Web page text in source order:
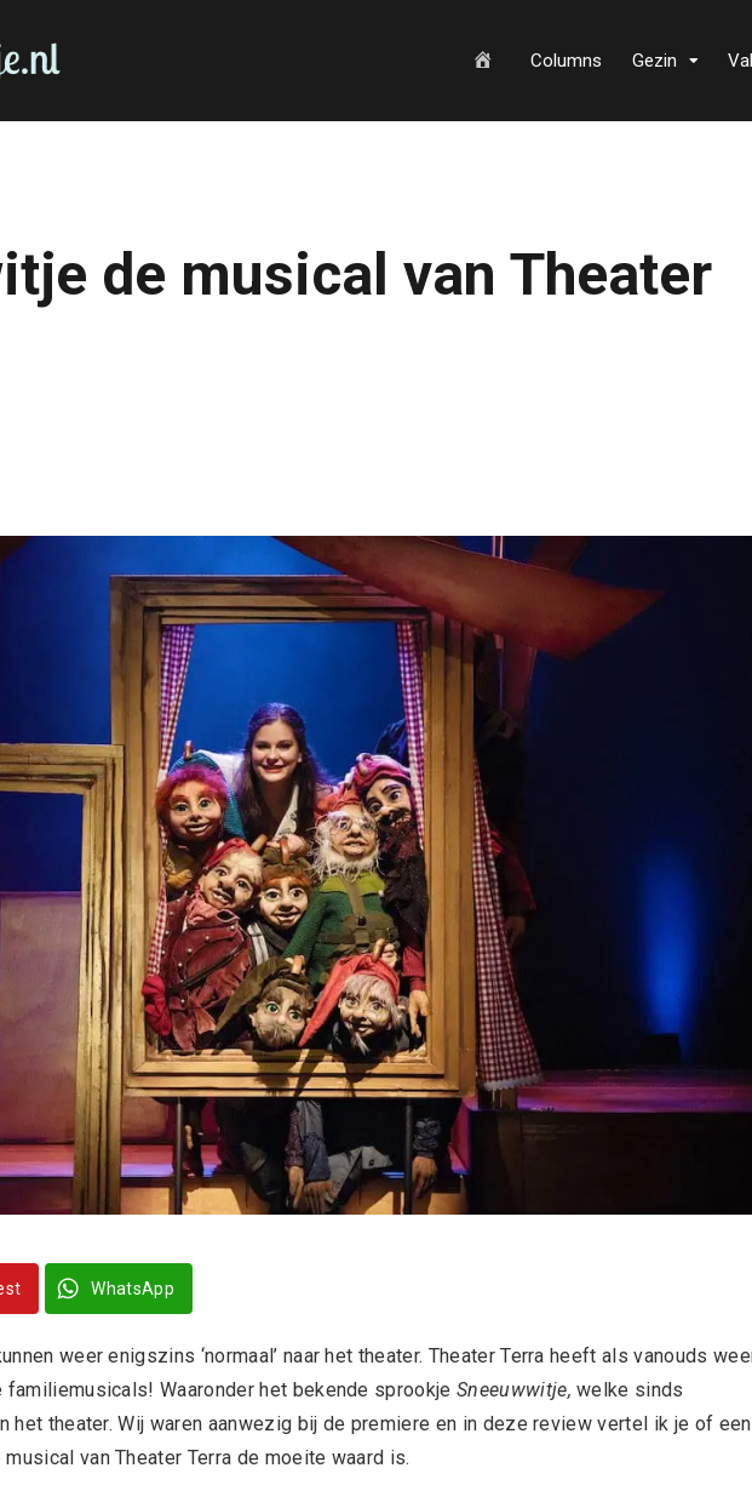
Columns Gezin
de musical van Theater
WhatsApp
weer enigszins ‘normaal’ naar het theater. Theater Terra heeft als vanouds
Waaronder het bekende sprookjeSneeuwwitje, welke sinds
het theater. Wij waren aanwezig bij de premiere en in deze review vertel ik je of een
van Theater Terra de moeite waard is.